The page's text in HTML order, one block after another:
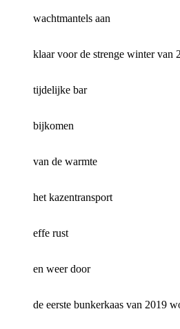
wachtmantels aan
klaar voor de strenge winter van
tijdelijke bar
bijkomen
van de warmte
het kazentransport
effe rust
en weer door
de eerste bunkerkaas van 2019